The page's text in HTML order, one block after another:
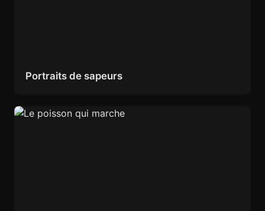
Portraits de sapeurs